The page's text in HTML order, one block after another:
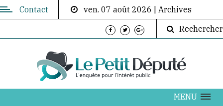
Directeur
Contact ven. 07 août 2026
Archives
Rechercher
MENU